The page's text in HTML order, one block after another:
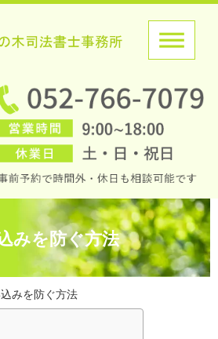
みを防ぐ方法
みを防ぐ方法